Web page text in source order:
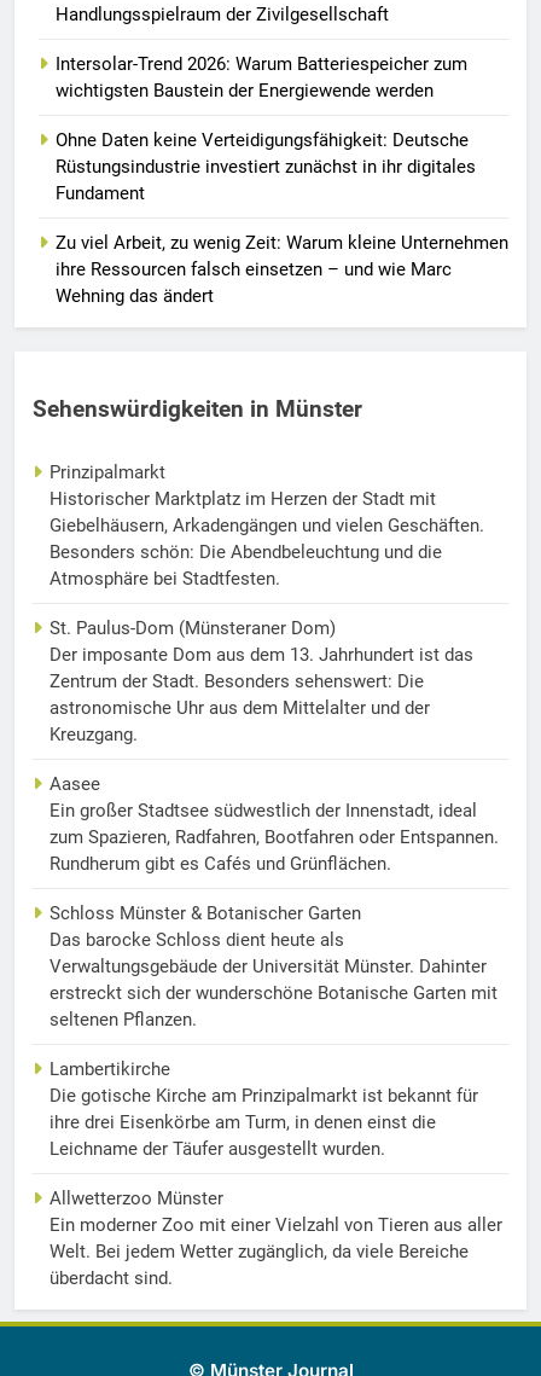
Handlungsspielraum der Zivilgesellschaft
Intersolar-Trend 2026: Warum Batteriespeicher zum
wichtigsten Baustein der Energiewende werden
Ohne Daten keine Verteidigungsfähigkeit: Deutsche
Rüstungsindustrie investiert zunächst in ihr digitales
Fundament
Zu viel Arbeit, zu wenig Zeit: Warum kleine Unternehmen
ihre Ressourcen falsch einsetzen – und wie Marc
Wehning das ändert
Sehenswürdigkeiten in Münster
Prinzipalmarkt
Historischer Marktplatz im Herzen der Stadt mit
Giebelhäusern, Arkadengängen und vielen Geschäften.
Besonders schön: Die Abendbeleuchtung und die
Atmosphäre bei Stadtfesten.
St. Paulus-Dom (Münsteraner Dom)
Der imposante Dom aus dem 13. Jahrhundert ist das
Zentrum der Stadt. Besonders sehenswert: Die
astronomische Uhr aus dem Mittelalter und der
Kreuzgang.
Aasee
Ein großer Stadtsee südwestlich der Innenstadt, ideal
zum Spazieren, Radfahren, Bootfahren oder Entspannen.
Rundherum gibt es Cafés und Grünflächen.
Schloss Münster & Botanischer Garten
Das barocke Schloss dient heute als
Verwaltungsgebäude der Universität Münster. Dahinter
erstreckt sich der wunderschöne Botanische Garten mit
seltenen Pflanzen.
Lambertikirche
Die gotische Kirche am Prinzipalmarkt ist bekannt für
ihre drei Eisenkörbe am Turm, in denen einst die
Leichname der Täufer ausgestellt wurden.
Allwetterzoo Münster
Ein moderner Zoo mit einer Vielzahl von Tieren aus aller
Welt. Bei jedem Wetter zugänglich, da viele Bereiche
überdacht sind.
© Münster Journal